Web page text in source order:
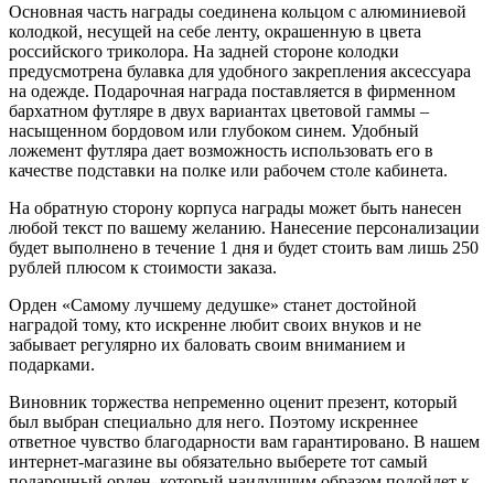
Основная часть награды соединена кольцом с алюминиевой
колодкой, несущей на себе ленту, окрашенную в цвета
российского триколора. На задней стороне колодки
предусмотрена булавка для удобного закрепления аксессуара
на одежде. Подарочная награда поставляется в фирменном
бархатном футляре в двух вариантах цветовой гаммы –
насыщенном бордовом или глубоком синем. Удобный
ложемент футляра дает возможность использовать его в
качестве подставки на полке или рабочем столе кабинета.
На обратную сторону корпуса награды может быть нанесен
любой текст по вашему желанию. Нанесение персонализации
будет выполнено в течение 1 дня и будет стоить вам лишь 250
рублей плюсом к стоимости заказа.
Орден «Самому лучшему дедушке» станет достойной
наградой тому, кто искренне любит своих внуков и не
забывает регулярно их баловать своим вниманием и
подарками.
Виновник торжества непременно оценит презент, который
был выбран специально для него. Поэтому искреннее
ответное чувство благодарности вам гарантировано. В нашем
интернет-магазине вы обязательно выберете тот самый